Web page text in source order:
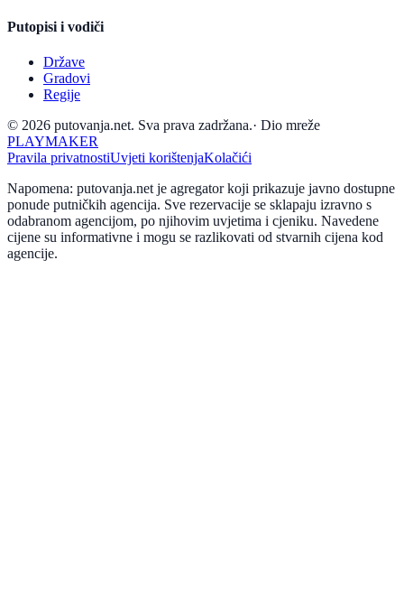
Putopisi i vodiči
Države
Gradovi
Regije
© 2026 putovanja.net. Sva prava zadržana.· Dio mreže
PLAYMAKER
Pravila privatnostiUvjeti korištenjaKolačići
Napomena: putovanja.net je agregator koji prikazuje javno dostupne
ponude putničkih agencija. Sve rezervacije se sklapaju izravno s
odabranom agencijom, po njihovim uvjetima i cjeniku. Navedene
cijene su informativne i mogu se razlikovati od stvarnih cijena kod
agencije.